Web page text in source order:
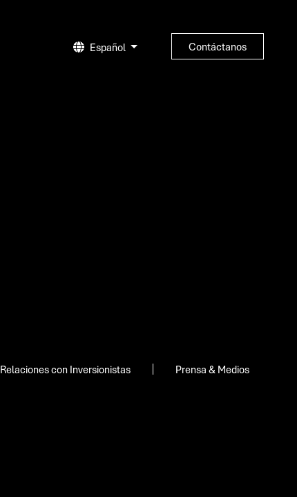
Español Contáctanos
Relaciones con Inversionistas Prensa & Medios